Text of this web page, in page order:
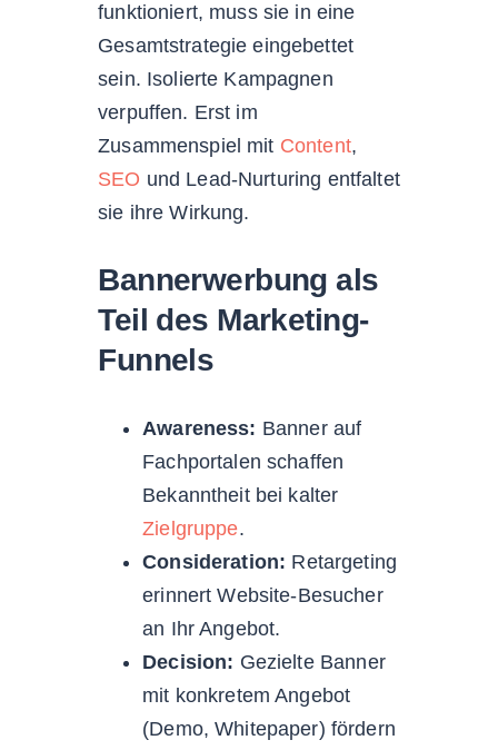
funktioniert, muss sie in eine
Gesamtstrategie eingebettet
sein. Isolierte Kampagnen
verpuffen. Erst im
Zusammenspiel mit Content,
SEO und Lead-Nurturing entfaltet
sie ihre Wirkung.
Bannerwerbung als
Teil des Marketing-
Funnels
Awareness: Banner auf
Fachportalen schaffen
Bekanntheit bei kalter
Zielgruppe.
Consideration: Retargeting
erinnert Website-Besucher
an Ihr Angebot.
Decision: Gezielte Banner
mit konkretem Angebot
(Demo, Whitepaper) fördern